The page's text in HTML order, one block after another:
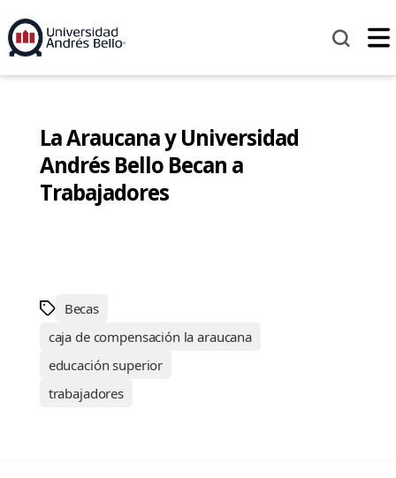
La Araucana y Universidad
Andrés Bello Becan a
Trabajadores
Becas
caja de compensación la araucana
educación superior
trabajadores